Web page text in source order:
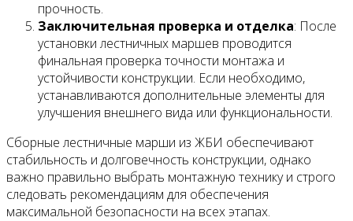
прочность.
Заключительная проверка и отделка: После
установки лестничных маршев проводится
финальная проверка точности монтажа и
устойчивости конструкции. Если необходимо,
устанавливаются дополнительные элементы для
улучшения внешнего вида или функциональности.
Сборные лестничные марши из ЖБИ обеспечивают
стабильность и долговечность конструкции, однако
важно правильно выбрать монтажную технику и строго
следовать рекомендациям для обеспечения
максимальной безопасности на всех этапах.